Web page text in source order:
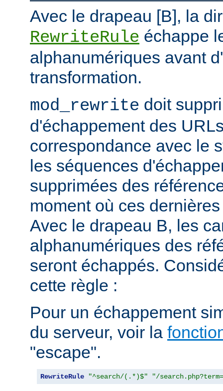
Avec le drapeau [B], la
RewriteRule échappe
alphanumériques avant
transformation.
mod_rewrite doit
d'échappement des
correspondance avec le
les séquences
supprimées des
moment où ces
Avec le drapeau B, les
alphanumériques des
seront échappés.
cette règle :
Pour un échappement
du serveur, voir la
"escape".
RewriteRule "^search/(.*)$" "/